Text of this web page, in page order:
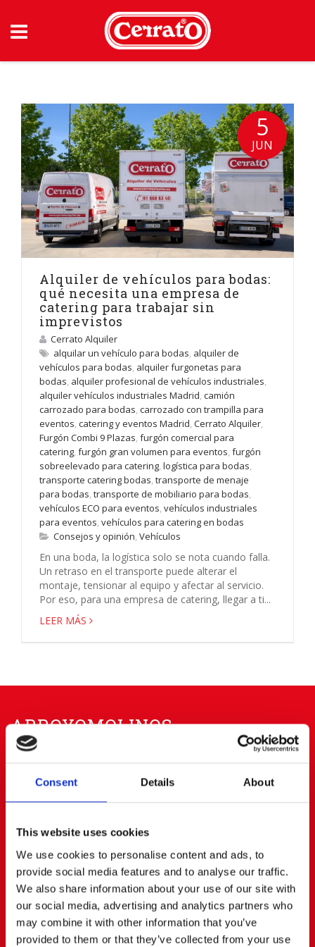
Consent Details About
This website uses cookies
We use cookies to personalise content and ads, to
provide social media features and to analyse our traffic.
We also share information about your use of our site with
our social media, advertising and analytics partners who
may combine it with other information that you’ve
provided to them or that they’ve collected from your use
5
JUN
Alquiler de vehículos para bodas:
qué necesita una empresa de
catering para trabajar sin
imprevistos
Cerrato Alquiler
alquilar un vehículo para bodas, alquiler de
vehículos para bodas, alquiler furgonetas para
bodas, alquiler profesional de vehículos industriales,
alquiler vehículos industriales Madrid, camión
carrozado para bodas, carrozado con trampilla para
eventos, catering y eventos Madrid, Cerrato Alquiler,
Furgón Combi 9 Plazas, furgón comercial para
catering, furgón gran volumen para eventos, furgón
sobreelevado para catering, logística para bodas,
transporte catering bodas, transporte de menaje
para bodas, transporte de mobiliario para bodas,
vehículos ECO para eventos, vehículos industriales
para eventos, vehículos para catering en bodas
Consejos y opinión, Vehículos
En una boda, la logística solo se nota cuando falla.
Un retraso en el transporte puede alterar el
montaje, tensionar al equipo y afectar al servicio.
Por eso, para una empresa de catering, llegar a ti...
LEER MÁS
ARROYOMOLINOS
info@cerratoalquiler.es
Calle Fresadores Nº 62
28939 ARROYOMOLINOS (Madrid)
BOADILLA DEL MONTE
91 668 63 40
687472823
boadilla@cerratoalquiler.es